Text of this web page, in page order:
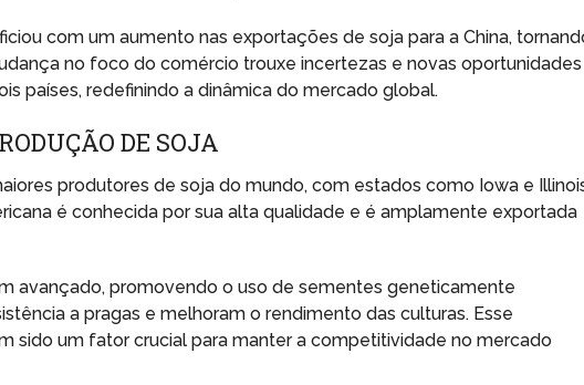
com um aumento nas exportações de soja para a China,
no foco do comércio trouxe incertezas e novas oportunidades
países, redefinindo a dinâmica do mercado global.
DE SOJA
produtores de soja do mundo, com estados como Iowa e
é conhecida por sua alta qualidade e é amplamente exportada
avançado, promovendo o uso de sementes geneticamente
a pragas e melhoram o rendimento das culturas. Esse
sido um fator crucial para manter a competitividade no mercado